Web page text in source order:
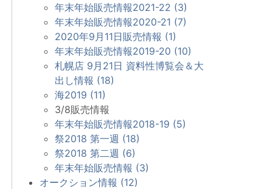
年末年始販売情報2021-22 (3)
年末年始販売情報2020-21 (7)
2020年9月11日販売情報 (1)
年末年始販売情報2019-20 (10)
札幌店 9月21日 資料性博覧会＆大
出し情報 (18)
海2019 (11)
3/8販売情報
年末年始販売情報2018-19 (5)
祭2018 第一週 (18)
祭2018 第二週 (6)
年末年始販売情報 (3)
オークション情報 (12)